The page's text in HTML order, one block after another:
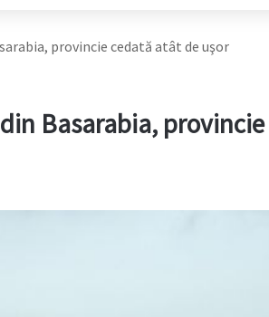
provincie cedată atât de uşor
Basarabia,